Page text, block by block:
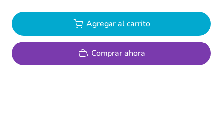
Agregar al carrito
Comprar ahora